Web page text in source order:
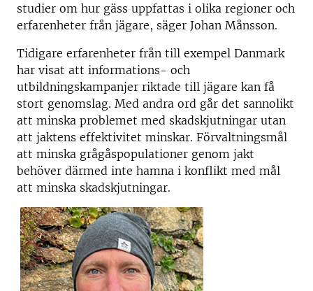
studier om hur gäss uppfattas i olika regioner och
erfarenheter från jägare, säger Johan Månsson.
Tidigare erfarenheter från till exempel Danmark
har visat att informations- och
utbildningskampanjer riktade till jägare kan få
stort genomslag. Med andra ord går det sannolikt
att minska problemet med skadskjutningar utan
att jaktens effektivitet minskar. Förvaltningsmål
att minska grågåspopulationer genom jakt
behöver därmed inte hamna i konflikt med mål
att minska skadskjutningar.